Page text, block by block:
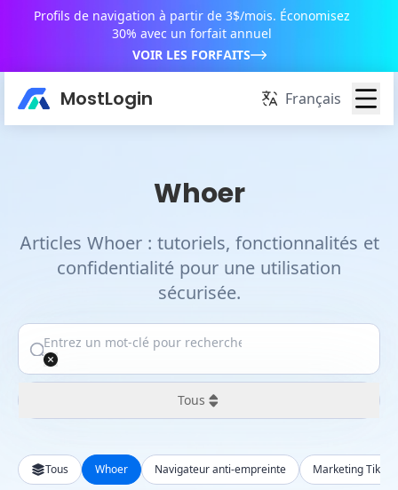
Profils de navigation à partir de 3$/mois. Économisez
30% avec un forfait annuel
VOIR LES FORFAITS
MostLogin Français
Whoer
Articles Whoer : tutoriels, fonctionnalités et
confidentialité pour une utilisation
sécurisée.
Tous
Dernières 24 heures
Tous Whoer Navigateur anti-empreinte Marketing TikTok